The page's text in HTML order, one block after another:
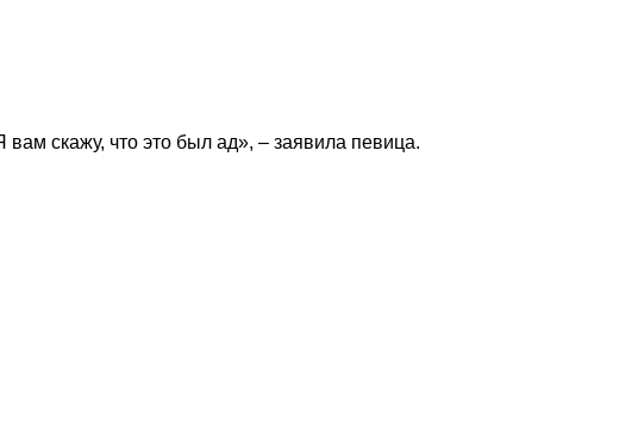
скажу, что это был ад», – заявила певица.